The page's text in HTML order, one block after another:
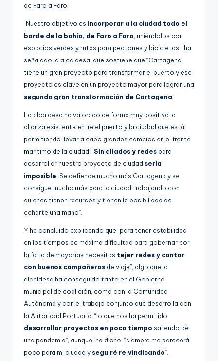
de Faro a Faro.
“Nuestro objetivo es incorporar a la ciudad todo el
borde de la bahía, de Faro a Faro, uniéndolos con
espacios verdes y rutas para peatones y bicicletas”, ha
señalado la alcaldesa, que sostiene que “Cartagena
tiene un gran proyecto para transformar el puerto y ese
proyecto es clave en un proyecto mayor para lograr una
segunda gran transformación de Cartagena”.
La alcaldesa ha valorado de forma muy positiva la
alianza existente entre el puerto y la ciudad que está
permitiendo llevar a cabo grandes cambios en el frente
marítimo de la ciudad. “Sin aliados y redes para
desarrollar nuestro proyecto de ciudad sería
imposible. Se defiende mucho más Cartagena y se
consigue mucho más para la ciudad trabajando con
quienes tienen recursos y tienen la posibilidad de
echarte una mano”.
Y ha concluido explicando que “para tener estabilidad
en los tiempos de máxima dificultad para gobernar por
la falta de mayorías necesitas tejer redes y contar
con buenos compañeros de viaje”, algo que la
alcaldesa ha conseguido tanto en el Gobierno
municipal de coalición, como con la Comunidad
Autónoma y con el trabajo conjunto que desarrolla con
la Autoridad Portuaria, “lo que nos ha permitido
desarrollar proyectos en poco tiempo saliendo de
una pandemia”, aunque, ha dicho, “siempre me parecerá
poco para mi ciudad y seguiré reivindicando”.